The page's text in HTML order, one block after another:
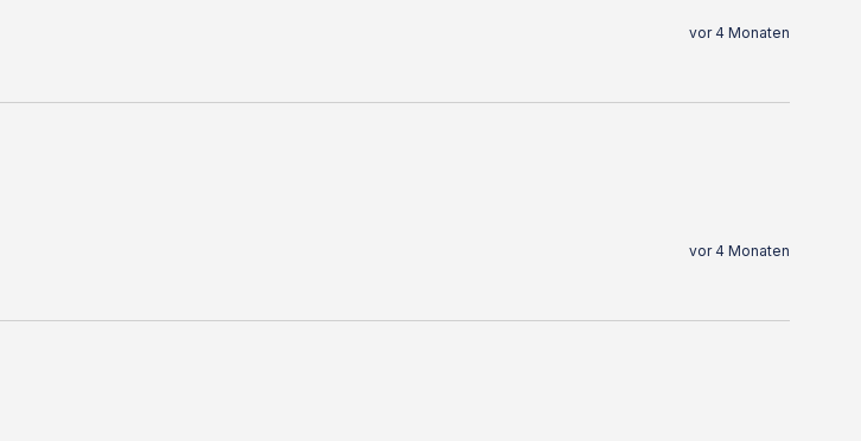
vor 4 Monaten
vor 4 Monaten